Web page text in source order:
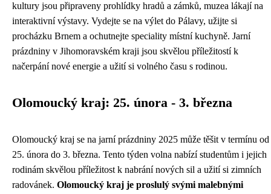
kultury jsou připraveny prohlídky hradů a zámků, muzea lákají na
interaktivní výstavy. Vydejte se na výlet do Pálavy, užijte si
procházku Brnem a ochutnejte speciality místní kuchyně. Jarní
prázdniny v Jihomoravském kraji jsou skvělou příležitostí k
načerpání nové energie a užití si volného času s rodinou.
Olomoucký kraj: 25. února - 3. března
Olomoucký kraj se na jarní prázdniny 2025 může těšit v termínu od
25. února do 3. března. Tento týden volna nabízí studentům i jejich
rodinám skvělou příležitost k nabrání nových sil a užití si zimních
radovánek. Olomoucký kraj je proslulý svými malebnými